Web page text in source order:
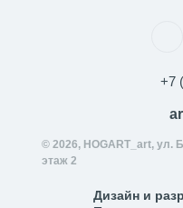
+7
© 2026, HOGART_art, ул.
этаж 2
Дизайн и